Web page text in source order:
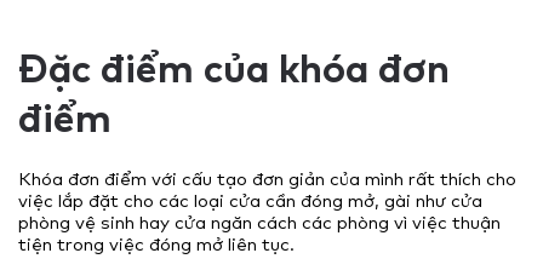
Đặc điểm của khóa đơn
điểm
Khóa đơn điểm với cấu tạo đơn giản của mình rất thích cho
việc lắp đặt cho các loại cửa cần đóng mở, gài như cửa
phòng vệ sinh hay cửa ngăn cách các phòng vì việc thuận
tiện trong việc đóng mở liên tục.